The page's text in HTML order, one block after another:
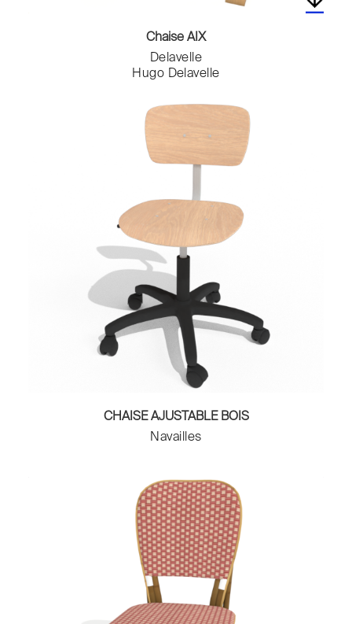
Chaise AIX
Delavelle
Hugo Delavelle
CHAISE AJUSTABLE BOIS
Navailles